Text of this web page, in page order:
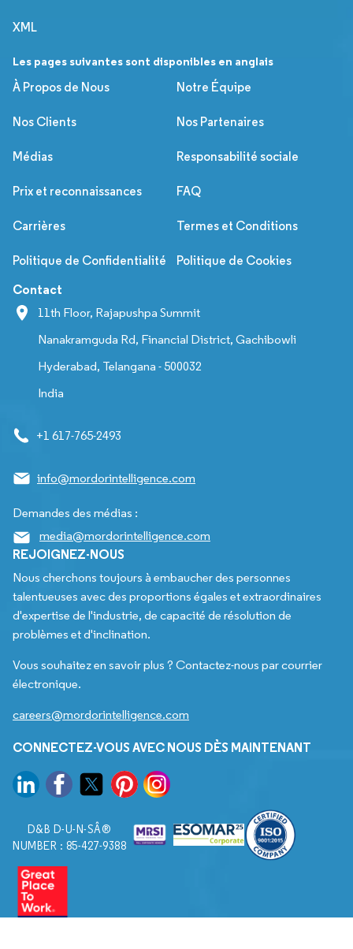
XML
Les pages suivantes sont disponibles en anglais
À Propos de Nous
Notre Équipe
Nos Clients Nos Partenaires
Médias Responsabilité sociale
Prix et reconnaissances FAQ
Carrières Termes et Conditions
Politique de Confidentialité Politique de Cookies
Contact
11th Floor, Rajapushpa Summit
Nanakramguda Rd, Financial District, Gachibowli
Hyderabad, Telangana - 500032
India
+1 617-765-2493
info@mordorintelligence.com
Demandes des médias :
media@mordorintelligence.com
REJOIGNEZ-NOUS
Nous cherchons toujours à embaucher des personnes
talentueuses avec des proportions égales et extraordinaires
d'expertise de l'industrie, de capacité de résolution de
problèmes et d'inclination.
Vous souhaitez en savoir plus ? Contactez-nous par courrier
électronique.
careers@mordorintelligence.com
CONNECTEZ-VOUS AVEC NOUS DÈS MAINTENANT
D&B D-U-N-SÂ®
NUMBER : 85-427-9388